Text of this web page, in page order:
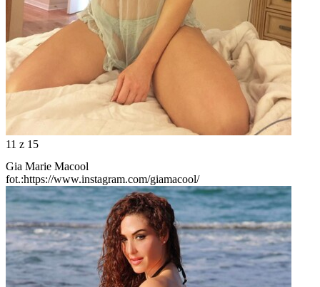
11 z 15
Gia Marie Macool
fot.:https://www.instagram.com/giamacool/